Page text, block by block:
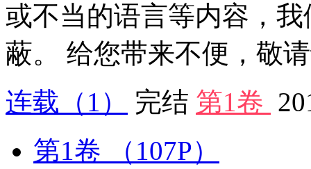
或不当的语言等内容，
蔽。 给您带来不便，敬
连载 （1） 完结 第1卷
第1卷
（107P）